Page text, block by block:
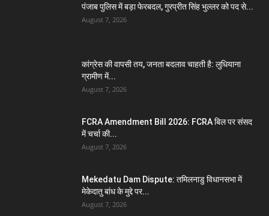
पंजाब पुलिस में बड़ा फेरबदल, गुरप्रीत सिंह भुल्लर को पद से...
August 7, 2026
कांग्रेस की वापसी तय, जनता बदलाव चाहती है: लुधियाना
ग्रामीण में...
August 7, 2026
FCRA Amendment Bill 2026: FCRA बिल पर संसद
में चर्चा की...
August 7, 2026
Mekedatu Dam Dispute: तमिलनाडु विधानसभा में
मेकेदातु बांध के मुद्दे पर...
August 7, 2026